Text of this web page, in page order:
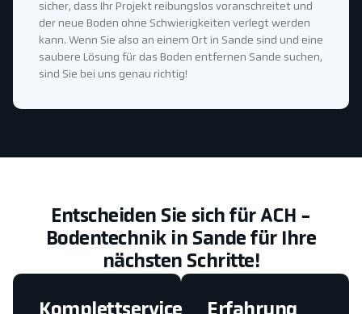
sicher, dass Ihr Projekt reibungslos voranschreitet und
der neue Boden ohne Schwierigkeiten verlegt werden
kann. Wenn Sie also an einem Ort in Sande sind und eine
saubere Lösung für das Boden entfernen Sande suchen,
sind Sie bei uns genau richtig!
Entscheiden Sie sich für ACH -
Bodentechnik in Sande für Ihre
nächsten Schritte!